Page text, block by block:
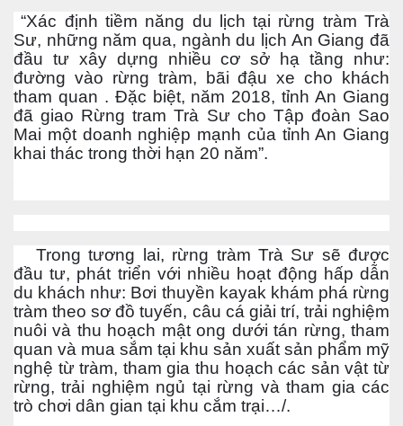
“Xác định tiềm năng du lịch tại rừng tràm Trà
Sư, những năm qua, ngành du lịch An Giang đã
đầu tư xây dựng nhiều cơ sở hạ tầng như:
đường vào rừng tràm, bãi đậu xe cho khách
tham quan . Đặc biệt, năm 2018, tỉnh An Giang
đã giao Rừng tram Trà Sư cho Tập đoàn Sao
Mai một doanh nghiệp mạnh của tỉnh An Giang
khai thác trong thời hạn 20 năm”.
Trong tương lai, rừng tràm Trà Sư sẽ được
đầu tư, phát triển với nhiều hoạt động hấp dẫn
du khách như: Bơi thuyền kayak khám phá rừng
tràm theo sơ đồ tuyến, câu cá giải trí, trải nghiệm
nuôi và thu hoạch mật ong dưới tán rừng, tham
quan và mua sắm tại khu sản xuất sản phẩm mỹ
nghệ từ tràm, tham gia thu hoạch các sản vật từ
rừng, trải nghiệm ngủ tại rừng và tham gia các
trò chơi dân gian tại khu cắm trại…/.
Cửu Long